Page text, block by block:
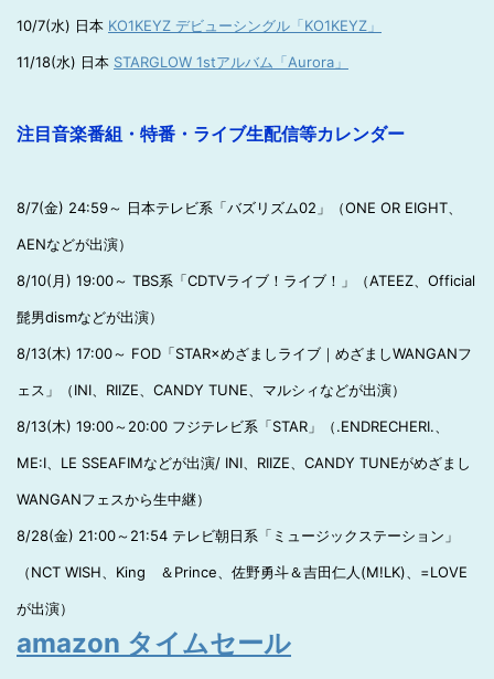
10/7(水) 日本 KO1KEYZ デビューシングル「KO1KEYZ」
11/18(水) 日本 STARGLOW 1stアルバム「Aurora」
注目音楽番組・特番・ライブ生配信等カレンダー
8/7(金) 24:59～ 日本テレビ系「バズリズム02」（ONE OR EIGHT、
AENなどが出演）
8/10(月) 19:00～ TBS系「CDTVライブ！ライブ！」（ATEEZ、Official
髭男dismなどが出演）
8/13(木) 17:00～ FOD「STAR×めざましライブ｜めざましWANGANフ
ェス」（INI、RIIZE、CANDY TUNE、マルシィなどが出演）
8/13(木) 19:00～20:00 フジテレビ系「STAR」（.ENDRECHERI.、
ME:I、LE SSEAFIMなどが出演/ INI、RIIZE、CANDY TUNEがめざまし
WANGANフェスから生中継）
8/28(金) 21:00～21:54 テレビ朝日系「ミュージックステーション」
（NCT WISH、King ＆Prince、佐野勇斗＆吉田仁人(M!LK)、=LOVE
が出演）
amazon タイムセール